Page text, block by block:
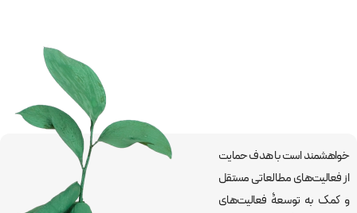
خواهشمند است با هدف حمایت
از فعالیت‌های مطالعاتی مستقل
و کمک به توسعۀ فعالیت‌های